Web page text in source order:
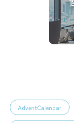
AdventCalendar